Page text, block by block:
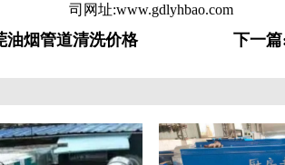
司网址:www.gdlyhbao.com
油烟管道清洗价格 下一